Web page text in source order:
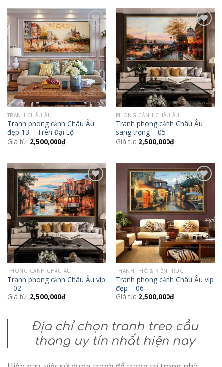
Add to
Wishlist
TRANH CHÂU ÂU
Tranh phong cảnh Châu Âu
đẹp 13 – Trên Đại Lộ
Giá từ: 2,500,000₫
Add to
Wishlist
PHONG CẢNH CHÂU ÂU
Tranh phong cảnh Châu Âu
sang trọng – 05
Giá từ: 2,500,000₫
Add to
Wishlist
PHONG CẢNH CHÂU ÂU
Tranh phong cảnh Châu Âu vip
– 02
Giá từ: 2,500,000₫
Add to
Wishlist
THÀNH PHỐ & KIẾN TRÚC
Tranh phong cảnh Châu Âu vip
đẹp – 06
Giá từ: 2,500,000₫
Địa chỉ chọn tranh treo cầu
thang uy tín nhất hiện nay